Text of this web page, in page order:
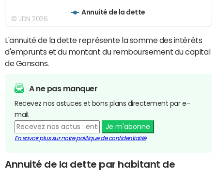
Annuité de la dette
© JDN 2026
L'annuité de la dette représente la somme des intérêts
d'emprunts et du montant du remboursement du capital
de Gonsans.
A ne pas manquer
Recevez nos astuces et bons plans directement par e-
mail.
Je m'abonne
En savoir plus sur notre politique de confidentialité
Annuité de la dette par habitant de